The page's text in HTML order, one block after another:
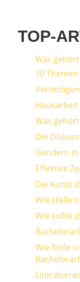
TOP-
Was
10
Was
Die
Gendern
Effektive
Die Kunst
Wie stelle
Wie sollte
Wie finde